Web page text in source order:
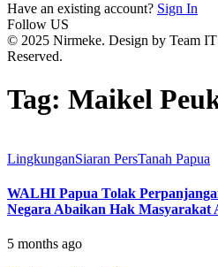
Have an existing account? Sign In
Follow US
© 2025 Nirmeke. Design by Team
Reserved.
Tag: Maikel
LingkunganSiaran PersTanah Papua
WALHI Papua Tolak
Negara Abaikan Hak Masyarakat
5 months ago